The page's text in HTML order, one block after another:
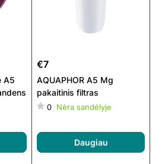
€7
AQUAPHOR A5 Mg
pakaitinis filtras
0 Nėra sandėlyje
Daugiau